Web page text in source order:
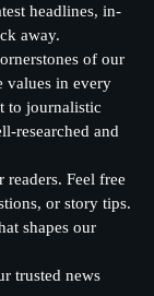
headlines, in-
away.
of our
values in every
to journalistic
researched and
Feel free
or story tips.
shapes our
trusted news